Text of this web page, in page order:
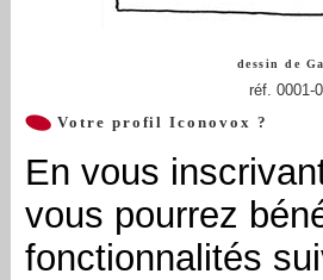
dessin de
réf. 0001-
Votre profil Iconovox ?
En vous
vous pourrez
fonctionnalités